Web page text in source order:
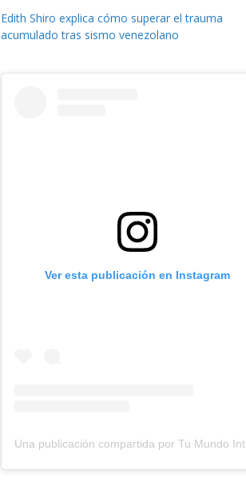
Edith Shiro explica cómo superar el trauma
acumulado tras sismo venezolano
Ver esta publicación en Instagram
Una publicación compartida por Tu Mundo Inter (@tumundointer)